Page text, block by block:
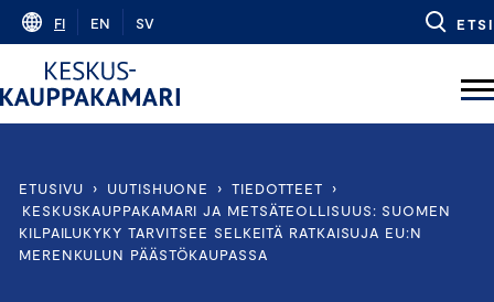
Skip
content
FI EN SV ETSI
ETUSIVU › UUTISHUONE › TIEDOTTEET
›
KESKUSKAUPPAKAMARI JA METSÄTEOLLISUUS: SUOMEN
KILPAILUKYKY TARVITSEE SELKEITÄ RATKAISUJA EU:N
MERENKULUN PÄÄSTÖKAUPASSA